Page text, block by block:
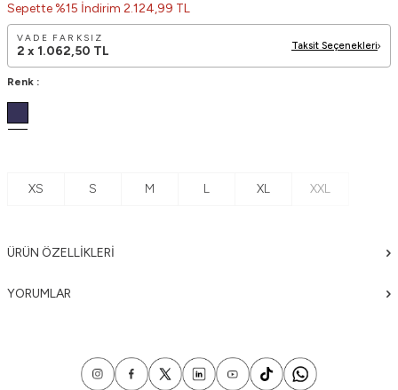
Sepette %15 İndirim 2.124,99 TL
VADE FARKSIZ
2 x 1.062,50 TL Taksit Seçenekleri
Renk :
XS S M L XL XXL
ÜRÜN ÖZELLIKLERI
YORUMLAR